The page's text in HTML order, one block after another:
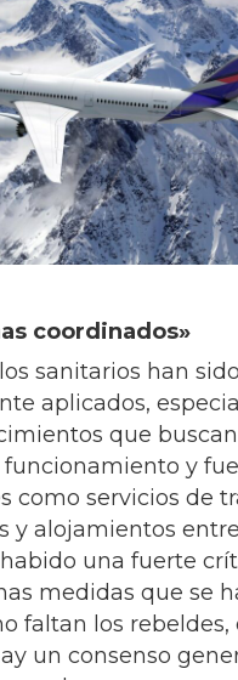
coordinados»
sanitarios han sido
aplicados,
que buscan
y
como servicios de
y alojamientos
una fuerte
medidas que se
faltan los rebeldes,
un consenso